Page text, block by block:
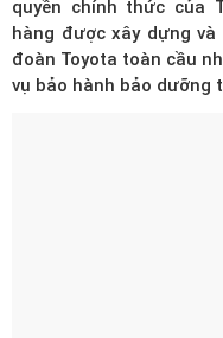
quyền chính thức của
hàng được xây dựng
đoàn Toyota toàn cầu
vụ bảo hành bảo dưỡng